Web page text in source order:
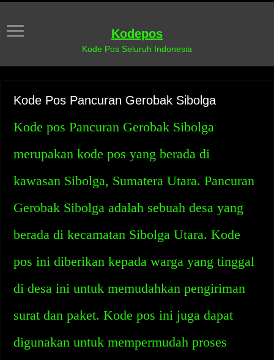
Kodepos
Kode Pos Seluruh Indonesia
Kode Pos Pancuran Gerobak Sibolga
Kode pos Pancuran Gerobak Sibolga
merupakan kode pos yang berada di
kawasan Sibolga, Sumatera Utara. Pancuran
Gerobak Sibolga adalah sebuah desa yang
berada di kecamatan Sibolga Utara. Kode
pos ini diberikan kepada warga yang tinggal
di desa ini untuk memudahkan pengiriman
surat dan paket. Kode pos ini juga dapat
digunakan untuk mempermudah proses